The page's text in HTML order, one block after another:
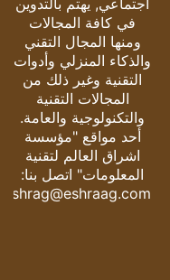
اجتماعي, يهتم بالتدوين
في كافة المجالات
ومنها المجال التقني
والذكاء المنزلي وأدوات
التقنية وغير ذلك من
المجالات التقنية
والتكنولوجية والعامة.
أحد مواقع "مؤسسة
اشراق العالم لتقنية
المعلومات" اتصل بنا:
eshrag@eshraag.com